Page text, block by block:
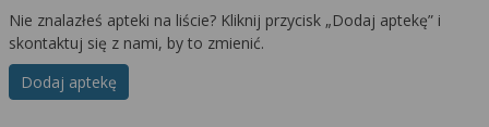
Nie znalazłeś apteki na liście? Kliknij przycisk „Dodaj aptekę” i
skontaktuj się z nami, by to zmienić.
Dodaj aptekę